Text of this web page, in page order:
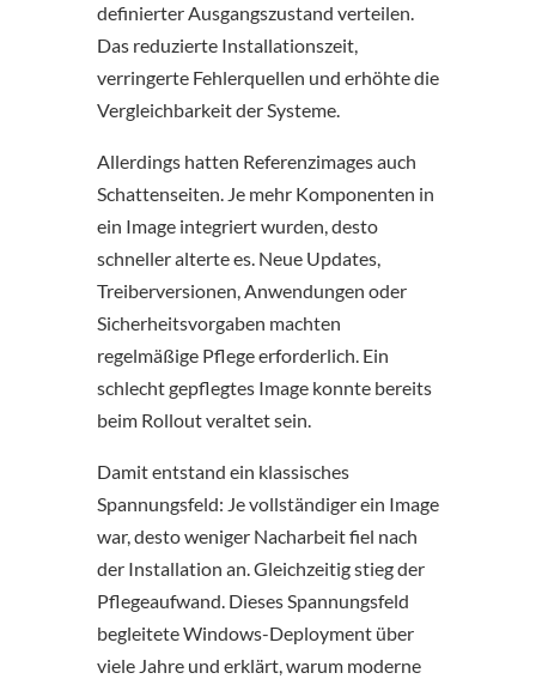
definierter Ausgangszustand verteilen.
Das reduzierte Installationszeit,
verringerte Fehlerquellen und erhöhte die
Vergleichbarkeit der Systeme.
Allerdings hatten Referenzimages auch
Schattenseiten. Je mehr Komponenten in
ein Image integriert wurden, desto
schneller alterte es. Neue Updates,
Treiberversionen, Anwendungen oder
Sicherheitsvorgaben machten
regelmäßige Pflege erforderlich. Ein
schlecht gepflegtes Image konnte bereits
beim Rollout veraltet sein.
Damit entstand ein klassisches
Spannungsfeld: Je vollständiger ein Image
war, desto weniger Nacharbeit fiel nach
der Installation an. Gleichzeitig stieg der
Pflegeaufwand. Dieses Spannungsfeld
begleitete Windows-Deployment über
viele Jahre und erklärt, warum moderne